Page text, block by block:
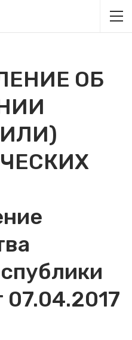
ОБ
07.04.2017